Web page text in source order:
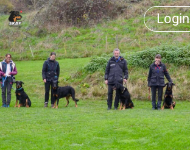
Login